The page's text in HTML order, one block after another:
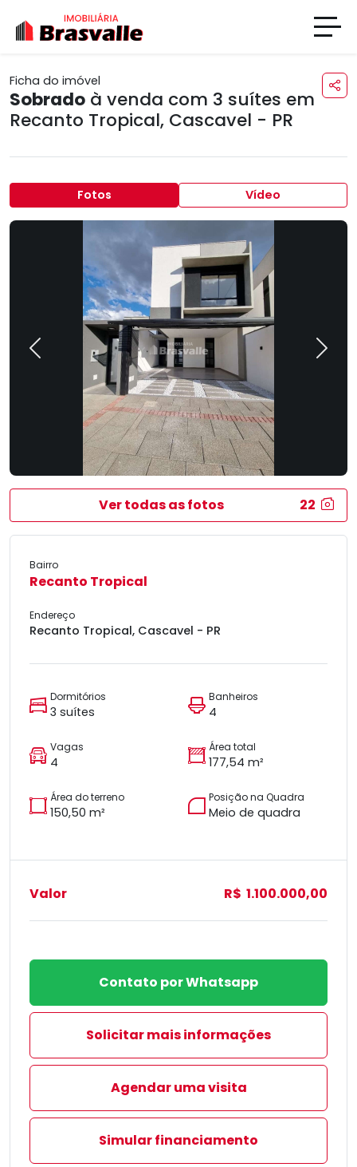
Ficha do imóvel
Sobrado à venda com 3 suítes em
Recanto Tropical, Cascavel - PR
Fotos Vídeo
Previous Next
Ver todas as fotos 22
Bairro
Recanto Tropical
Endereço
Recanto Tropical, Cascavel - PR
Dormitórios
3 suítes
Banheiros
4
Vagas
4
Área total
177,54 m²
Área do terreno
150,50 m²
Posição na Quadra
Meio de quadra
Valor R$ 1.100.000,00
Contato por Whatsapp
Solicitar mais informações
Agendar uma visita
Simular financiamento